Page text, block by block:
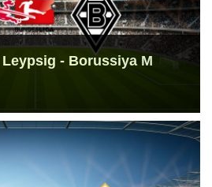
- Borussiya M